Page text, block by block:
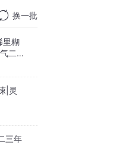
换一批
里糊
二年
|灵
三年